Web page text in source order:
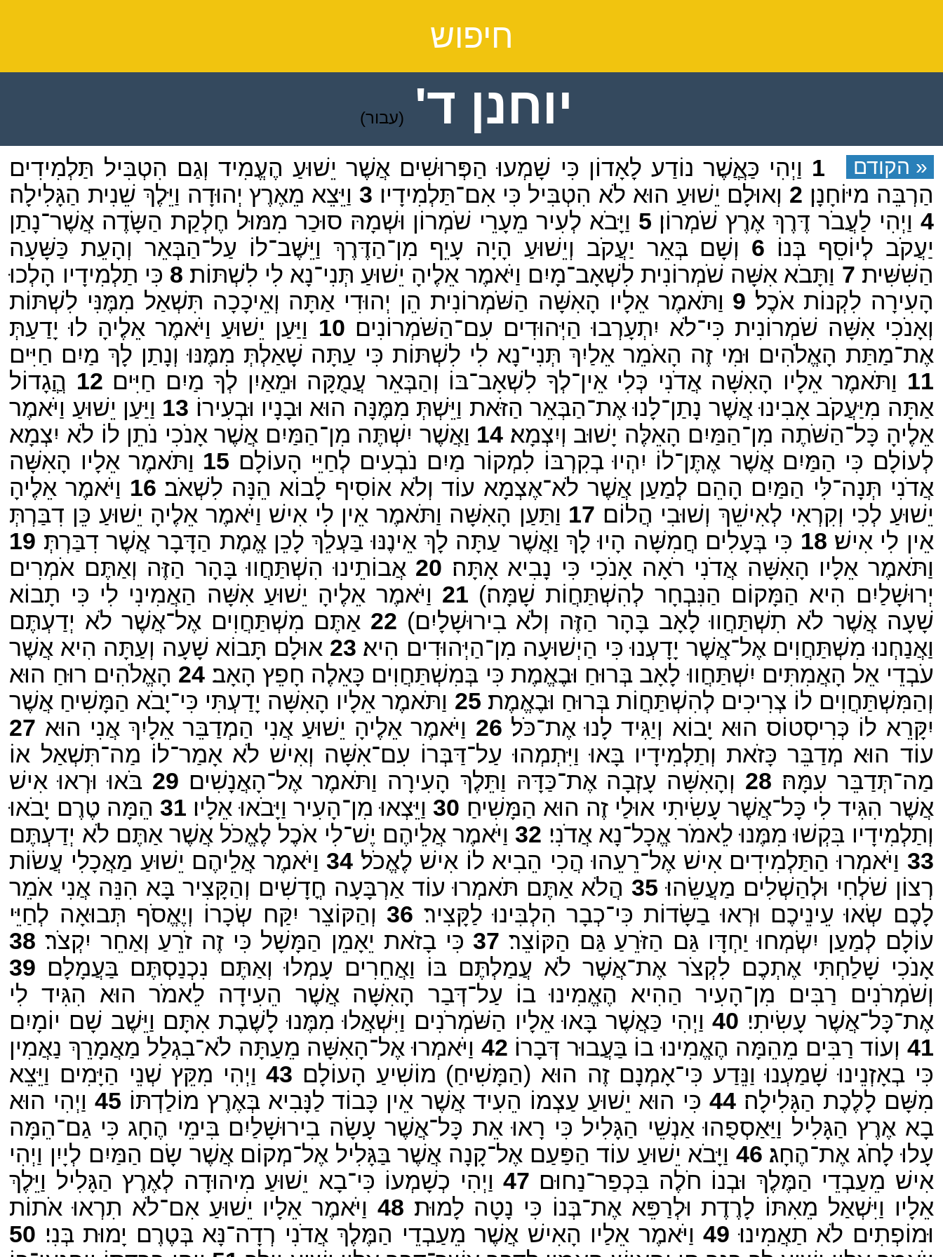
חיפוש
יוחנן ד' (עבור)
« הקודם 1 וַיְהִי כַּאֲֲשֶׁר נוֹדַע לָאָדוֹן כִּי שָׁמְעוּ הַפְּרוּשִׁים אֲשֶׁר יֵשׁוּעַ הֶעֱמִיד וְגַם הִטְבִּיל תַּלְמִידִים
הַרְבֵּה מיּוֹחָנָן׃ 2 וְאוּלָם יֵשׁוּעַ הוּא לֹא הִטְבִּיל כִּי אִם־תַּלְמִידָיו׃ 3 וַיֵּצֵא מֵאֶרֶץ יְהוּדָה וַיֵּלֶךְ שֵׁנִית הַגָּלִילָה׃
4 וַיְהִי לַעֲבֹר דֶּרֶךְ אֶרֶץ שֹׁמְרוֹן׃ 5 וַיָּבֹא לְעִיר מֵעָרֵי שֹׁמְרוֹן וּשְׁמָהּ סוּכַר מִמּוּל חֶלְקַת הַשָּׂדֶה אֲשֶׁר־נָתַן
יַעֲקֹב לְיוֹסֵף בְּנוֹ׃ 6 וְשָׁם בְּאֵר יַעֲקֹב וְיֵשׁוּעַ הָיָה עָיֵף מִן־הַדֶּרֶךְ וַיֵּשֶׁב־לוֹ עַל־הַבְּאֵר וְהָעֵת כַּשָּׁעָה
הַשִּׁשִּׁית׃ 7 וַתָּבֹא אִשָּׁה שֹׁמְרוֹנִית לִשְׁאָב־מָיִם וַיֹּאמֶר אֵלֶיהָ יֵשׁוּעַ תְּנִי־נָא לִי לִשְׁתּוֹת׃ 8 כִּי תַלְמִידָיו הָלְכוּ
הָעִירָה לִקְנוֹת אֹכֶל׃ 9 וַתֹּאמֶר אֵלָיו הָאִשָּׁה הַשֹּׁמְרוֹנִית הֵן יְהוּדִי אַתָּה וְאֵיכָכָה תִּשְׁאַל מִמֶּנִּי לִשְׁתּוֹת
וְאָנֹכִי אִשָּׁה שֹׁמְרוֹנִית כִּי־לֹא יִתְעָרְבוּ הַיְּהוּדִים עִם־הַשֹּׁמְרוֹנִים׃ 10 וַיַּעַן יֵשׁוּעַ וַיֹּאמֶר אֵלֶיהָ לוּ יָדַעַתְּ
אֶת־מַתַּת הָאֱלֹהִים וּמִי זֶה הָאֹמֵר אֵלַיִךְ תְּנִי־נָא לִי לִשְׁתּוֹת כִּי עַתָּה שָׁאַלְתְּ מִמֶּנּוּ וְנָתַן לָךְ מַיִם חַיִּים׃
11 וַתֹּאמֶר אֵלָיו הָאִשָּׁה אֲדֹנִי כְּלִי אֵין־לְךָ לִשְׁאָב־בּוֹ וְהַבְּאֵר עֲמֻקָּה וּמֵאַיִן לְךָ מַיִם חַיִּים׃ 12 הֲֲגָדוֹל
אַתָּה מִיַּעֲקֹב אָבִינוּ אֲשֶׁר נָתַן־לָנוּ אֶת־הַבְּאֵר הַזֹּאת וַיֵּשְׁתְּ מִמֶּנָּה הוּא וּבָנָיו וּבְעִירוֹ׃ 13 וַיַּעַן יֵשׁוּעַ וַיֹּאמֶר
אֵלֶיהָ כָּל־הַשֹּׁתֶה מִן־הַמַּיִם הָאֵלֶּה יָשׁוּב וְיִצְמָא׃ 14 וַאֲשֶׁר יִשְׁתֶּה מִן־הַמַּיִם אֲשֶׁר אָנֹכִי נֹתֵן לוֹ לֹא יִצְמָא
לְעוֹלָם כִּי הַמַּיִם אֲשֶׁר אֶתֶּן־לוֹ יִהְיוּ בְקִרְבּוֹ לִמְקוֹר מַיִם נֹבְעִים לְחַיֵּי הָעוֹלָם׃ 15 וַתֹּאמֶר אֵלָיו הָאִשָּׁה
אֲדֹנִי תְּנָה־לִּי הַמַּיִם הָהֵם לְמַעַן אֲשֶׁר לֹא־אֶצְמָא עוֹד וְלֹא אוֹסִיף לָבוֹא הֵנָּה לִשְׁאֹב׃ 16 וַיֹּאמֶר אֵלֶיהָ
יֵשׁוּעַ לְכִי וְקִרְאִי לְאִישֵׁךְ וְשׁוּבִי הֲלוֹם׃ 17 וַתַּעַן הָאִשָּׁה וַתֹּאמֶר אֵין לִי אִישׁ וַיֹּאמֶר אֵלֶיהָ יֵשׁוּעַ כֵּן דִבַּרְתְּ
אֵין לִי אִישׁ׃ 18 כִּי בְּעָלִים חֲמִשָּׁה הָיוּ לָךְ וַאֲשֶׁר עַתָּה לָךְ אֵינֶנּוּ בַּעְלֵךְ לָכֵן אֱמֶת הַדָּבָר אֲשֶׁר דִבַּרְתְּ׃ 19
וַתֹּאמֶר אֵלָיו הָאִשָּׁה אֲדֹנִי רֹאָה אָנֹכִי כִּי נָבִיא אָתָּה׃ 20 אֲבוֹתֵינוּ הִשְׁתַּחֲווּ בָּהָר הַזֶּה וְאַתֶּם אֹמְרִים
יְרוּשָׁלַיִם הִיא הַמָּקוֹם הַנִּבְחָר לְהִשְׁתַּחֲוֹת שָׁמָּה׃) 21 וַיֹּאמֶר אֵלֶיהָ יֵשׁוּעַ אִשָּׁה הַאֲמִינִי לִי כִּי תָבוֹא
שָׁעָה אֲשֶׁר לֹא תִשְׁתַּחֲווּ לָאָב בָּהָר הַזֶּה וְלֹא בִירוּשָׁלָיִם׃) 22 אַתֶּם מִשְׁתַּחֲוִים אֶל־אֲשֶׁר לֹא יְדַעְתֶּם
וַאֲנַחְנוּ מִשְׁתַּחֲוִים אֶל־אֲשֶׁר יָדָעְנוּ כִּי הַיְשׁוּעָה מִן־הַיְּהוּדִים הִיא׃ 23 אוּלָם תָּבוֹא שָׁעָה וְעַתָּה הִיא אֲשֶׁר
עֹבְדֵי אֵל הָאֲמִתִּים יִשְׁתַּחֲווּ לָאָב בְּרוּחַ וּבֶאֱמֶת כִּי בְּמִשְׁתַּחֲוִים כָּאֵלֶה חָפֵץ הָאָב׃ 24 הָאֱלֹהִים רוּחַ הוּא
וְהַמִּשְׁתַּחֲוִים לוֹ צְרִיכִים לְהִשְׁתַּחֲוֹת בְּרוּחַ וּבֶאֱמֶת׃ 25 וַתֹּאמֶר אֵלָיו הָאִשָּׁה יָדַעְתִּי כִּי־יָבֹא הַמָּשִׁיחַ אֲשֶׁר
יִקָּרֵא לוֹ כְּרִיסְטוֹס הוּא יָבוֹא וְיַגִּיד לָנוּ אֶת־כֹּל׃ 26 וַיֹּאמֶר אֵלֶיהָ יֵשׁוּעַ אֲנִי הַמְדַבֵּר אֵלָיִךְ אֲנִי הוּא 27
עוֹד הוּא מְדַבֵּר כָּזֹאת וְתַלְמִידָיו בָּאוּ וַיִּתְמְהוּ עַל־דַּבְּרוֹ עִם־אִשָּׁה וְאִישׁ לֹא אָמַר־לוֹ מַה־תִּשְׁאַל אוֹ
מַה־תְּדַבֵּר עִמָּהּ׃ 28 וְהָאִשָּׁה עָזְבָה אֶת־כַּדָּהּ וַתֵּלֶךְ הָעִירָה וַתֹּאמֶר אֶל־הָאֲנָשִׁים׃ 29 בֹּאוּ וּרְאוּ אִישׁ
אֲשֶׁר הִגִּיד לִי כָּל־אֲשֶׁר עָשִׂיתִי אוּלַי זֶה הוּא הַמָּשִׁיחַ׃ 30וַיֵּצְאוּ מִן־הָעִיר וַיָּבֹאוּ אֵלָיו׃ 31הֵמָּה טֶרֶם יָבֹאוּ
וְתַלְמִידָיו בִּקְשׁוּ מִמֶּנוּ לֵאמֹר אֱכָל־נָא אֲדֹנִי׃ 32וַיֹּאמֶר אֲלֵיהֶם יֶשׁ־לִי אֹכֶל לֶאֱכֹל אֲשֶׁר אַתֶּם לֹא יְדַעְתֶּם׃
33 וַיֹּאמְרוּ הַתַּלְמִידִים אִישׁ אֶל־רֵעֵהוּ הֲכִי הֵבִיא לוֹ אִישׁ לֶאֱכֹל׃ 34וַיֹּאמֶר אֲלֵיהֶם יֵשׁוּעַ מַאֲכָלִי עֲשׂוֹת
רְצוֹן שֹׁלְחִי וּלְהַשְׁלִים מַעֲשֵׂהוּ׃ 35הֲלֹא אַתֶּם תֹּאמְרוּ עוֹד אַרְבָּעָה חֳדָשִׁים וְהַקָּצִיר בָּא הִנֵּה אֲנִי אֹמֵר
לָכֶם שְׂאוּ עֵינֵיכֶם וּרְאוּ בַשָּׂדוֹת כִּי־כְבָר הִלְבִּינוּ לַקָּצִיר׃ 36וְהַקּוֹצֵר יִקַּח שְׂכָרוֹ וְיֶאֱסֹף תְּבוּאָה לְחַיֵּי
עוֹלָם לְמַעַן יִשְׂמְחוּ יַחְדָּו גַּם הַזֹּרֵעַ גַּם הַקּוֹצֵר׃ 37כִּי בָזֹאת יֵאָמֵן הַמָּשָׁל כִּי זֶה זֹרֵעַ וְאַחֵר יִקְצֹר׃ 38
אָנֹכִי שָׁלַחְתִּי אֶתְכֶם לִקְצֹר אֶת־אֲשֶׁר לֹא עֲמַלְתֶּם בּוֹ וַאֲחֵרִים עָמְלוּ וְאַתֶּם נִכְנַסְתֶּם בַּעֲמָלָם׃ 39
וְשֹׁמְרֹנִים רַבִּים מִן־הָעִיר הַהִיא הֶאֱמִינוּ בוֹ עַל־דְּבַר הָאִשָּׁה אֲשֶׁר הֵעִידָה לֵאמֹר הוּא הִגִּיד לִי
אֶת־כָּל־אֲשֶׁר עָשִׂיתִי׃ 40וַיְהִי כַּאֲשֶׁר בָּאוּ אֵלָיו הַשֹּׁמְרֹנִים וַיִּשְׁאֲלוּ מִמֶּנוּ לָשֶׁבֶת אִתָּם וַיֵּשֶׁב שָׁם יוֹמָיִם׃
41 וְעוֹד רַבִּים מֵהֵמָּה הֶאֱמִינוּ בוֹ בַּעֲבוּר דְּבָרוֹ׃ 42 וַיֹּאמְרוּ אֶל־הָאִשָּׁה מֵעַתָּה לֹא־בִגְלַל מַאֲמָרֵךְ נַאֲמִין
כִּי בְאָזְנֵינוּ שָׁמַעְנוּ וַנֵּדַע כִּי־אָמְנָם זֶה הוּא (הַמָּשִׁיחַ) מוֹשִׁיעַ הָעוֹלָם׃ 43וַיְהִי מִקֵּץ שְׁנֵי הַיָּמִים וַיֵּצֵא
מִשָּׁם לָלֶכֶת הַגָּלִילָה׃ 44כִּי הוּא יֵשׁוּעַ עַצְמוֹ הֵעִיד אֲשֶׁר אֵין כָּבוֹד לַנָּבִיא בְּאֶרֶץ מוֹלַדְתּוֹ׃ 45וַיְהִי הוּא
בָא אֶרֶץ הַגָּלִיל וַיַּאַסְפֻהוּ אַנְשֵׁי הַגָּלִיל כִּי רָאוּ אֵת כָּל־אֲשֶׁר עָשָׂה בִירוּשָׁלַיִם בִּימֵי הֶחָג כִּי גַם־הֵמָּה
עָלוּ לָחֹג אֶת־הֶחָג׃ 46 וַיָּבֹא יֵשׁוּעַ עוֹד הַפַּעַם אֶל־קָנָה אֲשֶׁר בַּגָּלִיל אֶל־מְקוֹם אֲשֶׁר שָׂם הַמַּיִם לְיָיִן וַיְהִי
אִישׁ מֵעַבְדֵי הַמֶּלֶךְ וּבְנוֹ חֹלֶה בִּכְפַר־נַחוּם׃ 47 וַיְהִי כְשָׁמְעוֹ כִּי־בָא יֵשׁוּעַ מִיהוּדָה לְאֶרֶץ הַגָּלִיל וַיֵּלֶךְ
אֵלָיו וַיִּשְׁאַל מֵאִתּוֹ לָרֶדֶת וּלְרַפֵּא אֶת־בְּנוֹ כִּי נָטָה לָמוּת׃ 48 וַיֹּאמֶר אֵלָיו יֵשׁוּעַ אִם־לֹא תִרְאוּ אֹתוֹת
וּמוֹפְתִים לֹא תַאֲמִינוּ׃ 49וַיֹּאמֶר אֵלַיו הָאִישׁ אֲשֶׁר מֵעַבְדֵי הַמֶּלֶךְ אֲדֹנִי רְדָה־נָּא בְּטֶרֶם יָמוּת בְּנִי׃ 50